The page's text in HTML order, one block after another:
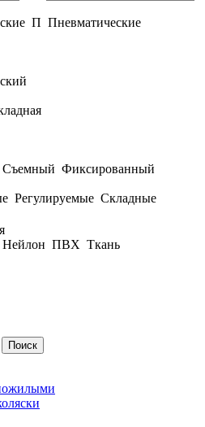
П Пневматические
Съемный Фиксированный
Регулируемые Складные
Нейлон ПВХ Ткань
Поиск